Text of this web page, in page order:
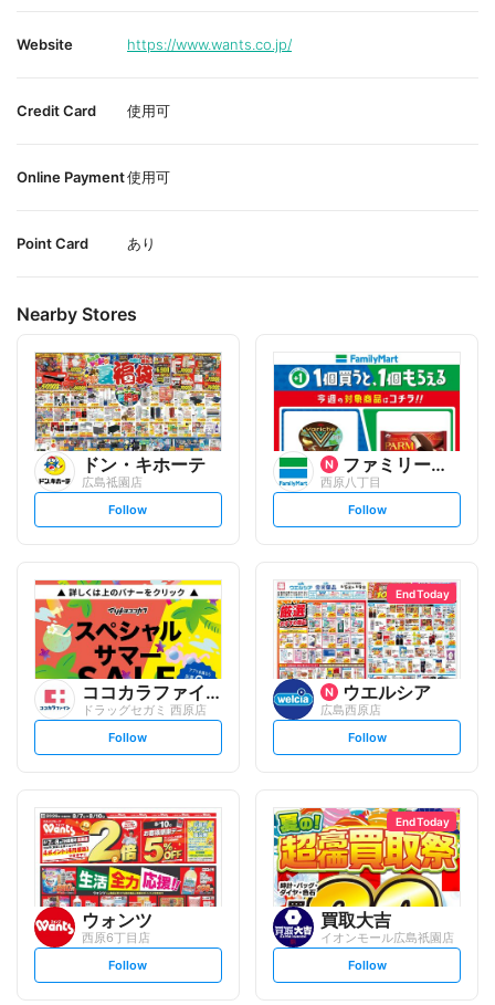
Website https://www.wants.co.jp/
Credit Card 使用可
Online Payment使用可
Point Card あり
Nearby Stores
ドン・キホーテ
広島祗園店
s
t
l
o
w
Follow
ファミリーマート
西原八丁目
s
t
l
o
w
Follow
ココカラファイン
ドラッグセガミ 西原店
s
t
o
w
Follow
End Today
ウエルシア
広島西原店
s
t
l
o
w
Follow
ウォンツ
西原6丁目店
s
t
Follow
End Today
買取大吉
イオンモール広島祇園店
s
t
Follow